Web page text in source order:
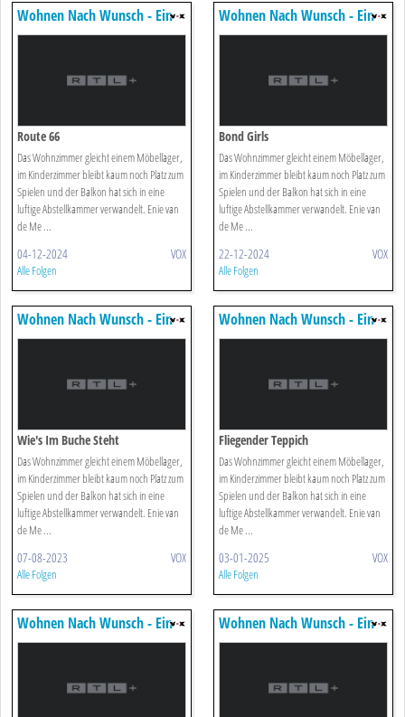
Wohnen Nach Wunsch - Ein
Duo Für Vier Wände
Route 66
Das Wohnzimmer gleicht einem Möbellager,
im Kinderzimmer bleibt kaum noch Platz zum
Spielen und der Balkon hat sich in eine
luftige Abstellkammer verwandelt. Enie van
de Me ...
04-12-2024 VOX
Alle Folgen
Wohnen Nach Wunsch - Ein
Duo Für Vier Wände
Bond Girls
Das Wohnzimmer gleicht einem Möbellager,
im Kinderzimmer bleibt kaum noch Platz zum
Spielen und der Balkon hat sich in eine
luftige Abstellkammer verwandelt. Enie van
de Me ...
22-12-2024 VOX
Alle Folgen
Wohnen Nach Wunsch - Ein
Duo Für Vier Wände
Wie's Im Buche Steht
Das Wohnzimmer gleicht einem Möbellager,
im Kinderzimmer bleibt kaum noch Platz zum
Spielen und der Balkon hat sich in eine
luftige Abstellkammer verwandelt. Enie van
de Me ...
07-08-2023 VOX
Alle Folgen
Wohnen Nach Wunsch - Ein
Duo Für Vier Wände
Fliegender Teppich
Das Wohnzimmer gleicht einem Möbellager,
im Kinderzimmer bleibt kaum noch Platz zum
Spielen und der Balkon hat sich in eine
luftige Abstellkammer verwandelt. Enie van
de Me ...
03-01-2025 VOX
Alle Folgen
Wohnen Nach Wunsch - Ein
Duo Für Vier Wände
Wohnen Nach Wunsch - Ein
Duo Für Vier Wände